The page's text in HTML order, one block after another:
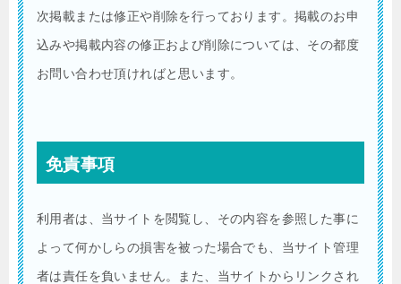
次掲載または修正や削除を行っております。掲載のお申
込みや掲載内容の修正および削除については、その都度
お問い合わせ頂ければと思います。
免責事項
利用者は、当サイトを閲覧し、その内容を参照した事に
よって何かしらの損害を被った場合でも、当サイト管理
者は責任を負いません。また、当サイトからリンクされ